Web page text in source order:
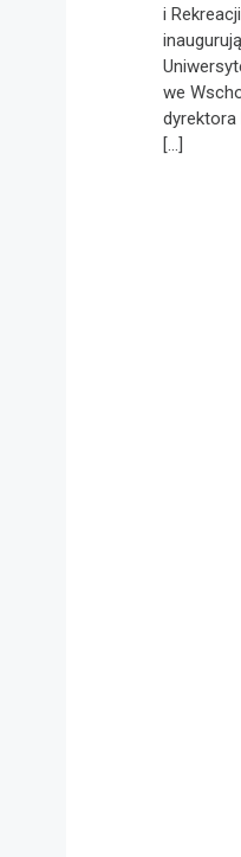
i
we
dyrektora
[…]